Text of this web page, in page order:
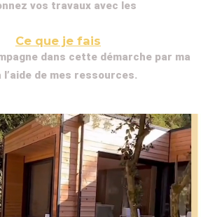
vos travaux avec les
Ce que je fais
dans cette démarche par ma
de mes ressources.